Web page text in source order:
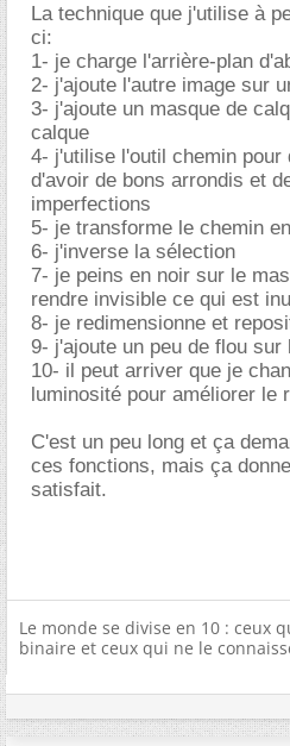
La technique que j'utilise à
ci:
1- je charge l'arrière-plan
2- j'ajoute l'autre image sur
3- j'ajoute un masque de
calque
4- j'utilise l'outil chemin pour
d'avoir de bons arrondis et
imperfections
5- je transforme le chemin
6- j'inverse la sélection
7- je peins en noir sur le
rendre invisible ce qui est
8- je redimensionne et
9- j'ajoute un peu de flou sur
10- il peut arriver que je
luminosité pour améliorer le
C'est un peu long et ça
ces fonctions, mais ça
satisfait.
Le monde se divise en 10 : ceux
binaire et ceux qui ne le